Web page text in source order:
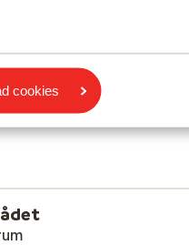
cookies
Bussel vanMed partner